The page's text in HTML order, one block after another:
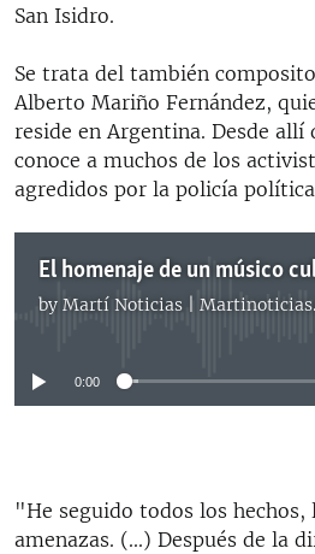
San Isidro.
Se trata del también
Alberto Mariño Fernández,
reside en Argentina. Desde
conoce a muchos de los
agredidos por la policía
by Martí Noticias |
No media source
0:00
"He seguido todos los hechos,
amenazas. (...) Después de la